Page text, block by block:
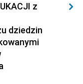
z
dziedzin